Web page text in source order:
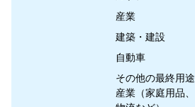
産業
建築・建設
自動車
その他の最終用途
産業（家庭用品、